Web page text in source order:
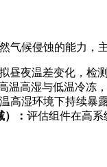
气候侵蚀的能力，
昼夜温差变化，检
温高湿与低温冷冻
高湿环境下持续暴
： 评估组件在高系